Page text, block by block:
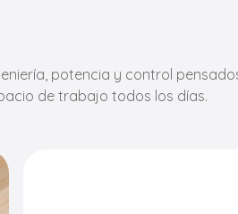
potencia y control
de trabajo todos los días.